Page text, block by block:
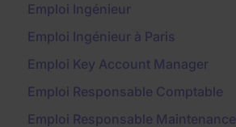
Emploi Ingénieur
Emploi Ingénieur à Paris
Emploi Key Account Manager
Emploi Responsable Comptable
Emploi Responsable Maintenance